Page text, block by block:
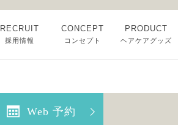
RECRUIT
採用情報
CONCEPT
コンセプト
PRODUCT
ヘアケアグッズ
Web 予約